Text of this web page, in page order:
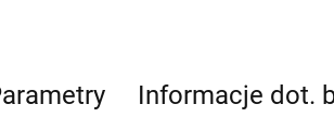
Informacje dot.